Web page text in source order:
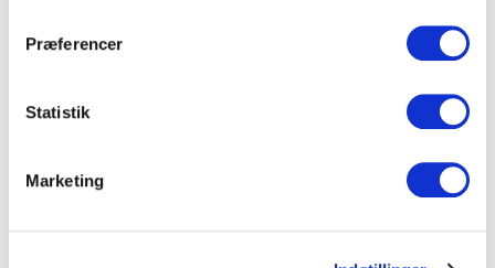
Præferencer
Statistik
Marketing